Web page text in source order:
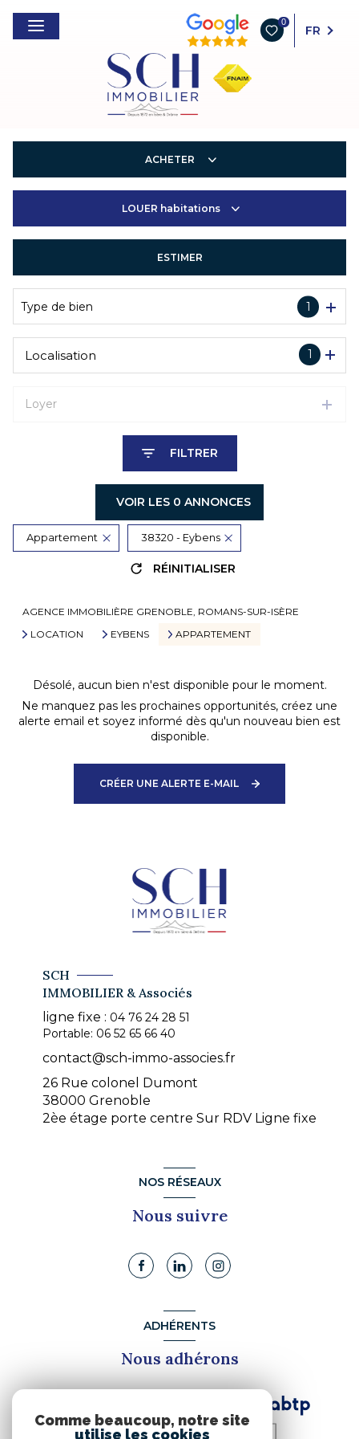
0
FR
ACHETER
Entreprises
LOUER habitations
Entreprises
ESTIMER
Type de bien 1
1
Localisation
Loyer
FILTRER
VOIR LES 0 ANNONCES
Appartement 38320 - Eybens
RÉINITIALISER
AGENCE IMMOBILIÈRE GRENOBLE, ROMANS-SUR-ISÈRE
LOCATION
EYBENS APPARTEMENT
Désolé, aucun bien n'est disponible pour le moment.
Ne manquez pas les prochaines opportunités, créez une
alerte email et soyez informé dès qu'un nouveau bien est
disponible.
CRÉER UNE ALERTE E-MAIL
SCH
IMMOBILIER & Associés
ligne fixe : 04 76 24 28 51
Portable: 06 52 65 66 40
contact@sch-immo-associes.fr
26 Rue colonel Dumont
38000 Grenoble
2èe étage porte centre Sur RDV Ligne fixe
NOS RÉSEAUX
Nous suivre
ADHÉRENTS
Nous adhérons
Comme beaucoup, notre site
utilise les cookies